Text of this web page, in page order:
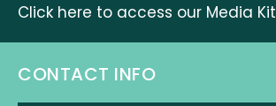
Click here to access our Media Kit
CONTACT INFO